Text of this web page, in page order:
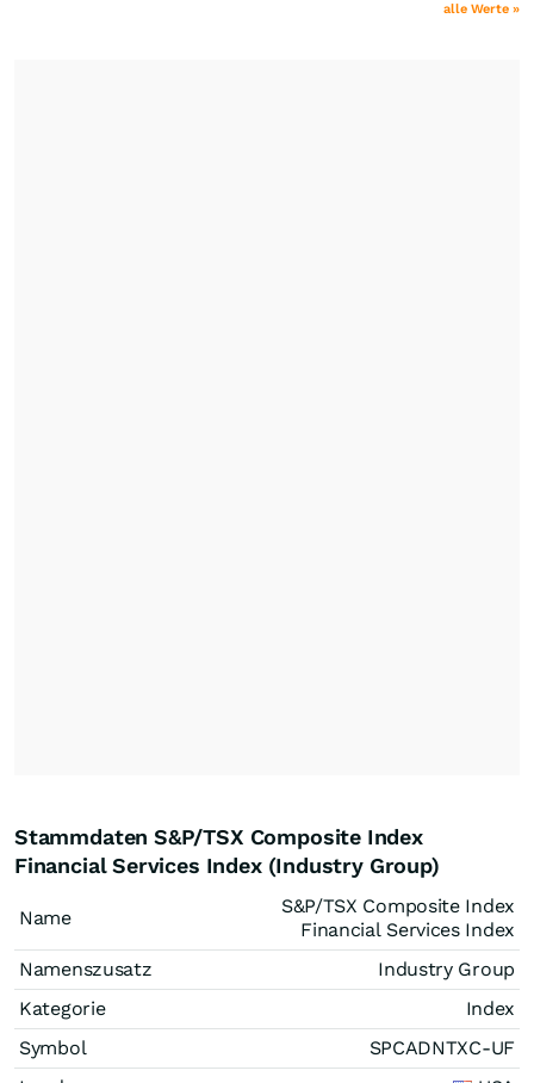
alle Werte »
Stammdaten S&P/TSX Composite Index
Financial Services Index (Industry Group)
Name
S&P/TSX Composite Index
Financial Services Index
Namenszusatz
Industry Group
Kategorie
Index
Symbol
SPCADNTXC-UF